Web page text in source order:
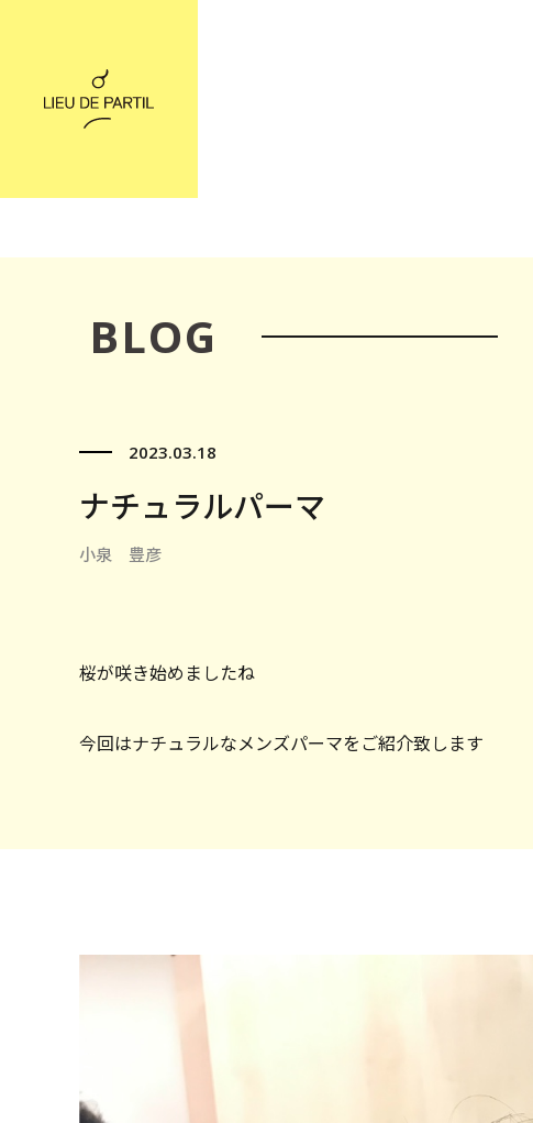
BLOG
2023.03.18
ナチュラルパーマ
小泉 豊彦
桜が咲き始めましたね
今回はナチュラルなメンズパーマをご紹介致します